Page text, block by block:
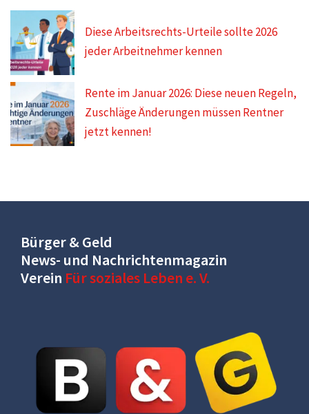
Diese Arbeitsrechts-Urteile sollte 2026
jeder Arbeitnehmer kennen
Rente im Januar 2026: Diese neuen Regeln,
Zuschläge Änderungen müssen Rentner
jetzt kennen!
Bürger & Geld
News- und Nachrichtenmagazin
Verein Für soziales Leben e. V.